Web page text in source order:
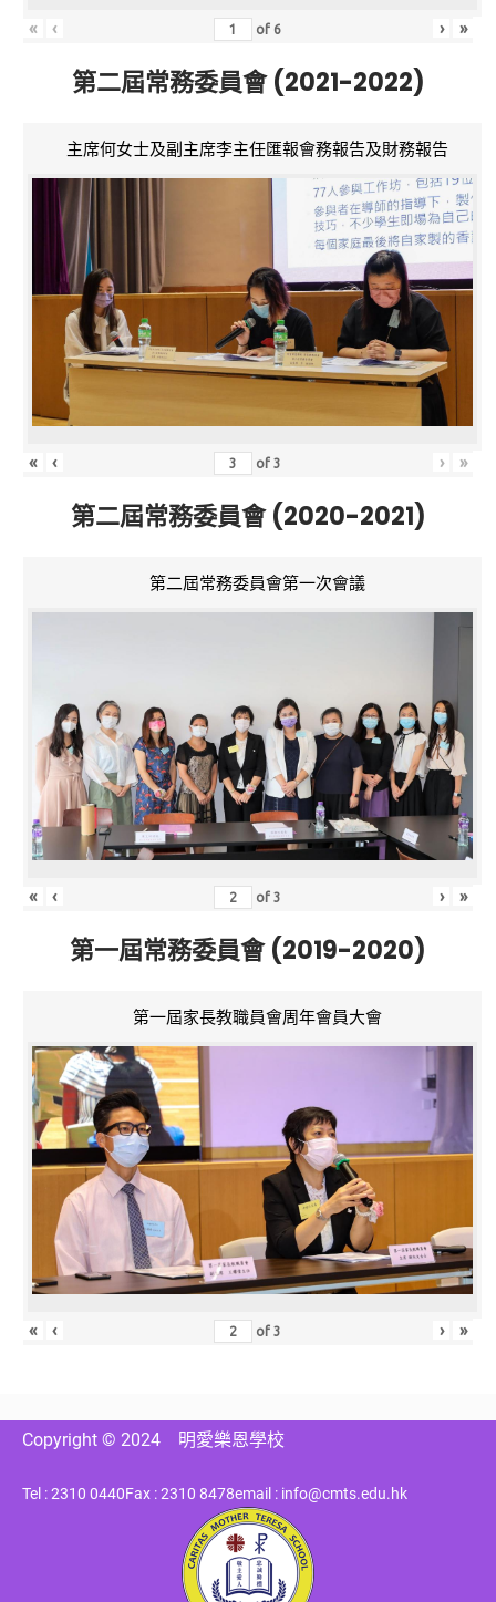
« ‹ of 6 › »
第二屆常務委員會 (2021-2022)
主席何女士及副主席李主任匯報會務報告及財務報告
« ‹ of3 › »
第二屆常務委員會 (2020-2021)
第二屆常務委員會第一次會議
« ‹ of3 › »
第一屆常務委員會 (2019-2020)
第一屆家長教職員會周年會員大會
« ‹ of3 › »
Copyright © 2024 明愛樂恩學校
Tel : 2310 0440Fax : 2310 8478email : info@cmts.edu.hk